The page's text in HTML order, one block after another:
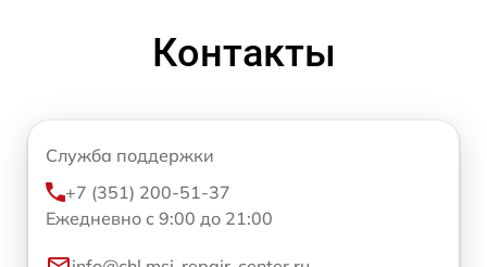
Контакты
Служба поддержки
+7 (351) 200-51-37
Ежедневно с 9:00 до 21:00